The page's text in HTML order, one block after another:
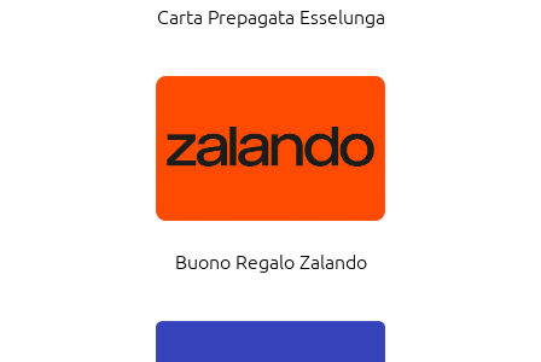
Carta Prepagata Esselunga
Buono Regalo Zalando